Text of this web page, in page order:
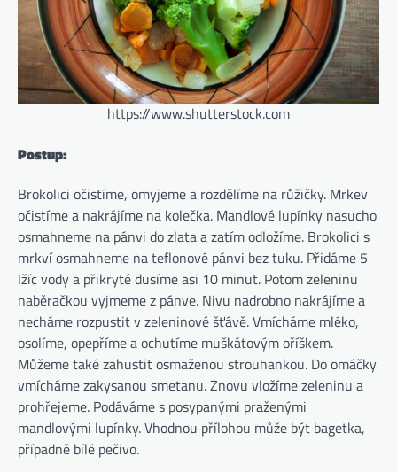
https://www.shutterstock.com
Postup:
Brokolici očistíme, omyjeme a rozdělíme na růžičky. Mrkev
očistíme a nakrájíme na kolečka. Mandlové lupínky nasucho
osmahneme na pánvi do zlata a zatím odložíme. Brokolici s
mrkví osmahneme na teflonové pánvi bez tuku. Přidáme 5
lžíc vody a přikryté dusíme asi 10 minut. Potom zeleninu
naběračkou vyjmeme z pánve. Nivu nadrobno nakrájíme a
necháme rozpustit v zeleninové šťávě. Vmícháme mléko,
osolíme, opepříme a ochutíme muškátovým oříškem.
Můžeme také zahustit osmaženou strouhankou. Do omáčky
vmícháme zakysanou smetanu. Znovu vložíme zeleninu a
prohřejeme. Podáváme s posypanými praženými
mandlovými lupínky. Vhodnou přílohou může být bagetka,
případně bílé pečivo.